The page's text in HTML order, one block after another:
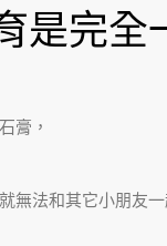
是完全
膏，
無法和其它小朋友一